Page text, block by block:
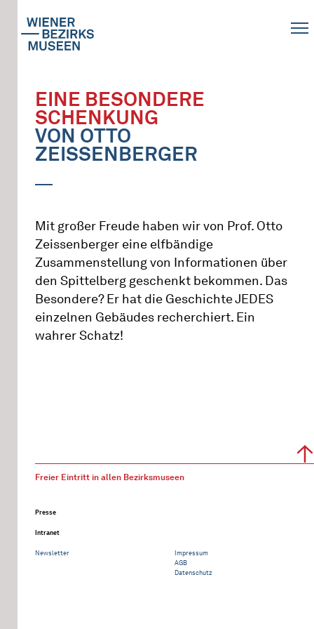
EINE BESONDERE
SCHENKUNG
VON OTTO
ZEISSENBERGER
Mit großer Freude haben wir von Prof. Otto
Zeissenberger eine elfbändige
Zusammenstellung von Informationen über
den Spittelberg geschenkt bekommen. Das
Besondere? Er hat die Geschichte JEDES
einzelnen Gebäudes recherchiert. Ein
wahrer Schatz!
Freier Eintritt in allen Bezirksmuseen
Presse
Intranet
Newsletter
Impressum
AGB
Datenschutz